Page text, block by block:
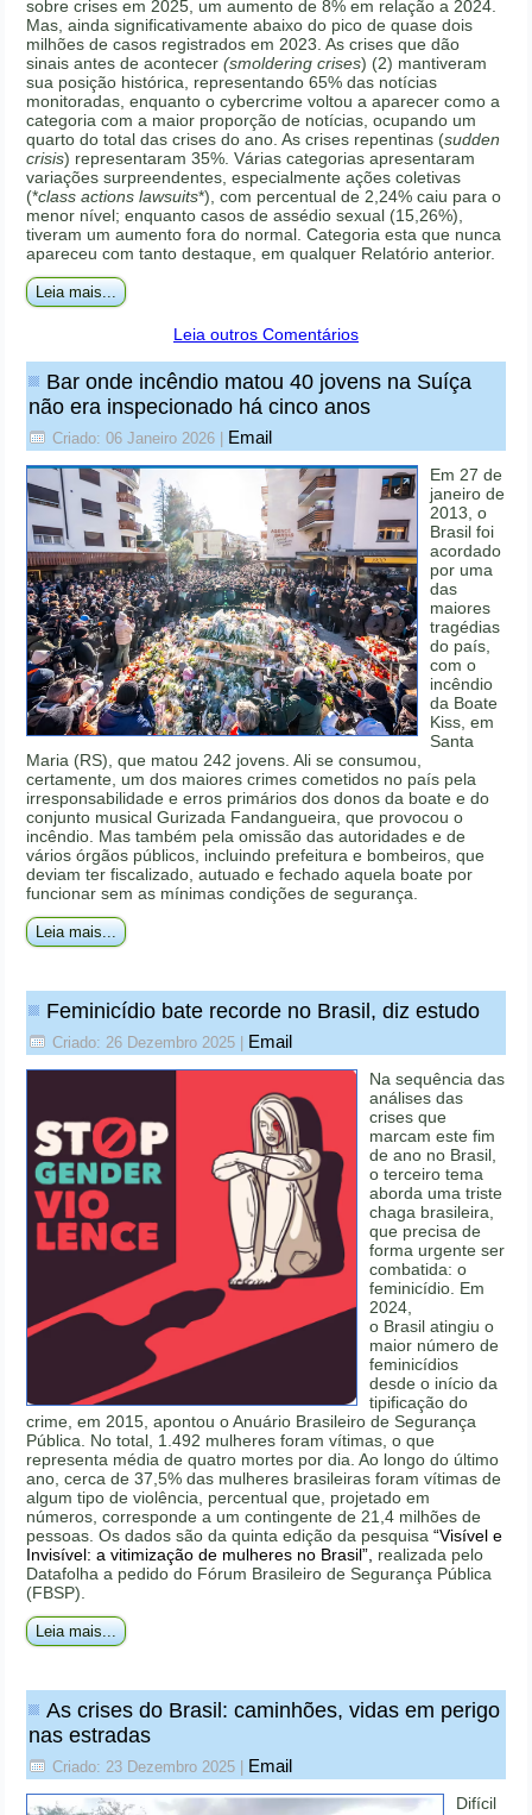
sobre crises em 2025, um aumento de 8% em relação a 2024.
Mas, ainda significativamente abaixo do pico de quase dois
milhões de casos registrados em 2023. As crises que dão
sinais antes de acontecer(smoldering crises) (2) mantiveram
sua posição histórica, representando 65% das notícias
monitoradas, enquanto o cybercrime voltou a aparecer como a
categoria com a maior proporção de notícias, ocupando um
quarto do total das crises do ano. As crises repentinas (sudden
crisis) representaram 35%. Várias categorias apresentaram
variações surpreendentes, especialmente ações coletivas
(*class actions lawsuits*), com percentual de 2,24% caiu para o
menor nível; enquanto casos de assédio sexual (15,26%),
tiveram um aumento fora do normal. Categoria esta que nunca
apareceu com tanto destaque, em qualquer Relatório anterior.
Leia mais...
Leia outros Comentários
Bar onde incêndio matou 40 jovens na Suíça
não era inspecionado há cinco anos
Criado: 06 Janeiro 2026 Email
Em 27 de
janeiro de
2013, o
Brasil foi
acordado
por uma
das
maiores
tragédias
do país,
com o
incêndio
da Boate
Kiss, em
Santa
Maria (RS), que matou 242 jovens. Ali se consumou,
certamente, um dos maiores crimes cometidos no país pela
irresponsabilidade e erros primários dos donos da boate e do
conjunto musical Gurizada Fandangueira, que provocou o
incêndio. Mas também pela omissão das autoridades e de
vários órgãos públicos, incluindo prefeitura e bombeiros, que
deviam ter fiscalizado, autuado e fechado aquela boate por
funcionar sem as mínimas condições de segurança.
Leia mais...
Feminicídio bate recorde no Brasil, diz estudo
Criado: 26 Dezembro 2025 Email
Na sequência das
análises das
crises que
marcam este fim
de ano no Brasil,
o terceiro tema
aborda uma triste
chaga brasileira,
que precisa de
forma urgente ser
combatida: o
feminicídio. Em
2024,
o Brasil atingiu o
maior número de
feminicídios
desde o início da
tipificação do
crime, em 2015, apontou o Anuário Brasileiro de Segurança
Pública. No total, 1.492 mulheres foram vítimas, o que
representa média de quatro mortes por dia. Ao longo do último
ano, cerca de 37,5% das mulheres brasileiras foram vítimas de
algum tipo de violência, percentual que, projetado em
números, corresponde a um contingente de 21,4 milhões de
pessoas. Os dados são da quinta edição da pesquisa“Visível e
Invisível: a vitimização de mulheres no Brasil”, realizada pelo
Datafolha a pedido do Fórum Brasileiro de Segurança Pública
(FBSP).
Leia mais...
As crises do Brasil: caminhões, vidas em perigo
nas estradas
Criado: 23 Dezembro 2025 Email
Difícil